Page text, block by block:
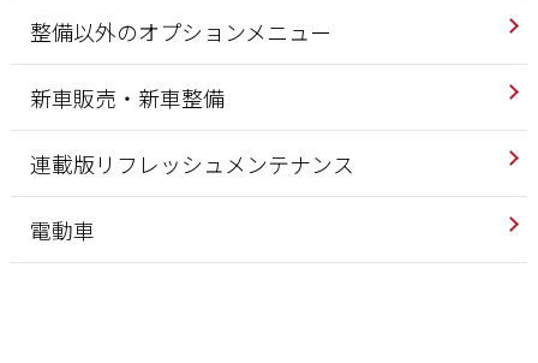
整備以外のオプションメニュー
新車販売・新車整備
連載版リフレッシュメンテナンス
電動車